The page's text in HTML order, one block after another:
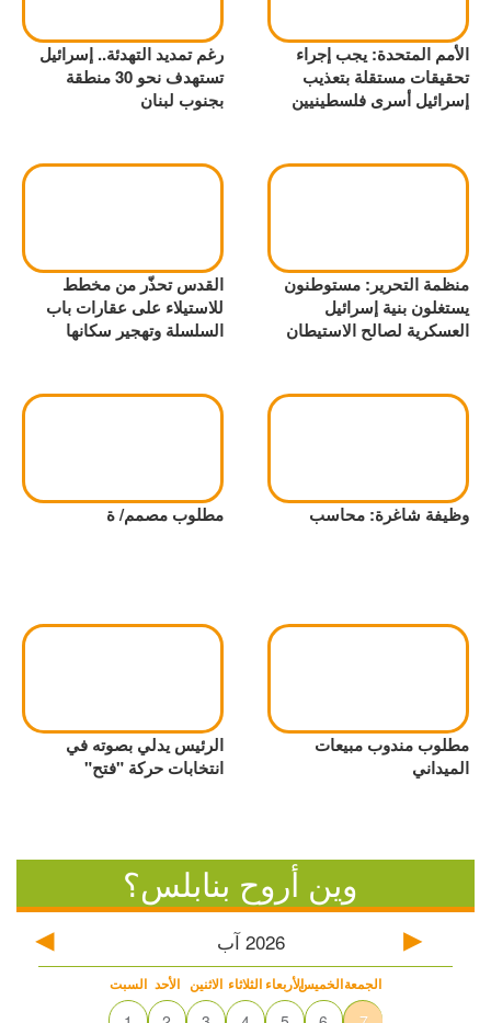
الأمم المتحدة: يجب إجراء
تحقيقات مستقلة بتعذيب
إسرائيل أسرى فلسطينيين
رغم تمديد التهدئة.. إسرائيل
تستهدف نحو 30 منطقة
بجنوب لبنان
منظمة التحرير: مستوطنون
يستغلون بنية إسرائيل
العسكرية لصالح الاستيطان
القدس تحذّر من مخطط
للاستيلاء على عقارات باب
السلسلة وتهجير سكانها
وظيفة شاغرة: محاسب مطلوب مصمم/ ة
مطلوب مندوب مبيعات
الميداني
الرئيس يدلي بصوته في
انتخابات حركة "فتح"
وين أروح بنابلس؟
2026 آب
السبت الأحد الاثنين الثلاثاء الأربعاءالخميسالجمعة